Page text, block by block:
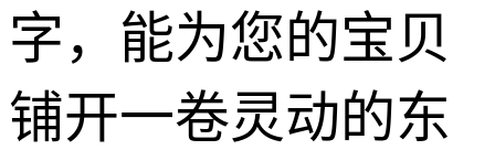
字，能为您的宝贝
铺开一卷灵动的东